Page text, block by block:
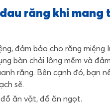
răng khi mang
đảm bảo cho răng
bàn chải lông mềm và
răng. Bên cạnh đó, bạn
sẽ.
đồ ăn vặt, đồ ăn ngọt.